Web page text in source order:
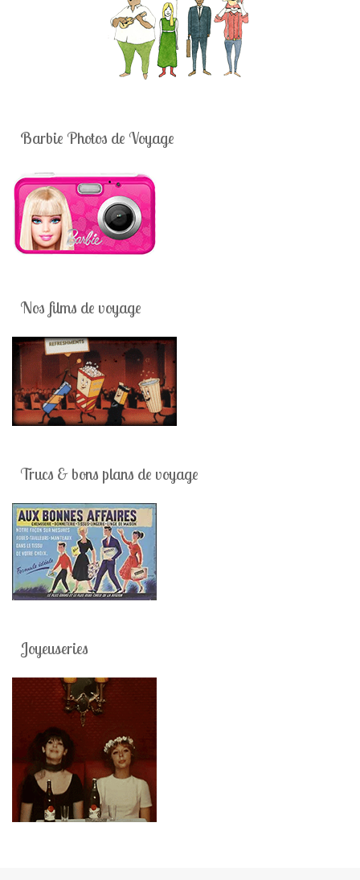
Barbie Photos de Voyage
Nos films de voyage
Trucs & bons plans de voyage
Joyeuseries